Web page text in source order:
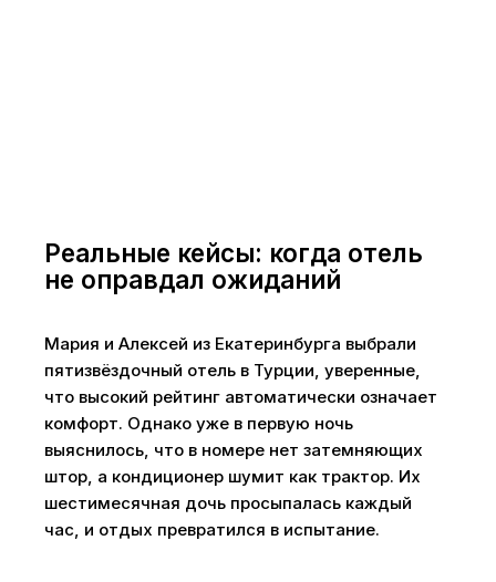
Реальные кейсы: когда отель
не оправдал ожиданий
Мария и Алексей из Екатеринбурга выбрали
пятизвёздочный отель в Турции, уверенные,
что высокий рейтинг автоматически означает
комфорт. Однако уже в первую ночь
выяснилось, что в номере нет затемняющих
штор, а кондиционер шумит как трактор. Их
шестимесячная дочь просыпалась каждый
час, и отдых превратился в испытание.